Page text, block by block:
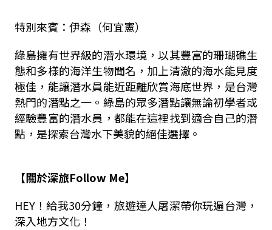
特別來賓：伊森（何宜憲）
綠島擁有世界級的潛水環境，以其豐富的珊瑚礁生
態和多樣的海洋生物聞名，加上清澈的海水能見度
極佳，能讓潛水員能近距離欣賞海底世界，是台灣
熱門的潛點之一。綠島的眾多潛點讓無論初學者或
經驗豐富的潛水員，都能在這裡找到適合自己的潛
點，是探索台灣水下美貌的絕佳選擇。
【關於深旅Follow Me】
HEY！給我30分鐘，旅遊達人屠潔帶你玩遍台灣，
深入地方文化！